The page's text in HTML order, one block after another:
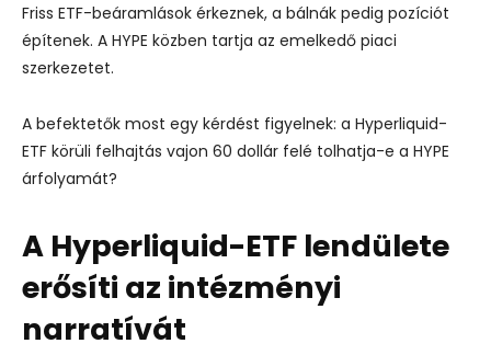
Friss ETF-beáramlások érkeznek, a bálnák pedig pozíciót
építenek. A HYPE közben tartja az emelkedő piaci
szerkezetet.
A befektetők most egy kérdést figyelnek: a Hyperliquid-
ETF körüli felhajtás vajon 60 dollár felé tolhatja-e a HYPE
árfolyamát?
A Hyperliquid-ETF lendülete
erősíti az intézményi
narratívát